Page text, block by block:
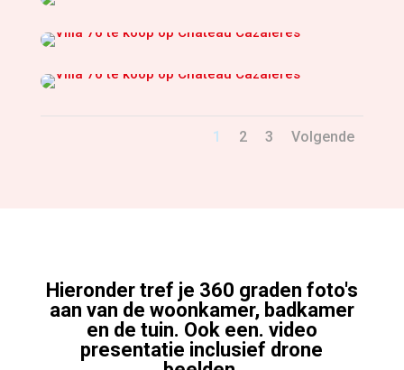
1 2 3 Volgende
Hieronder tref je 360 graden foto's
aan van de woonkamer, badkamer
en de tuin. Ook een. video
presentatie inclusief drone